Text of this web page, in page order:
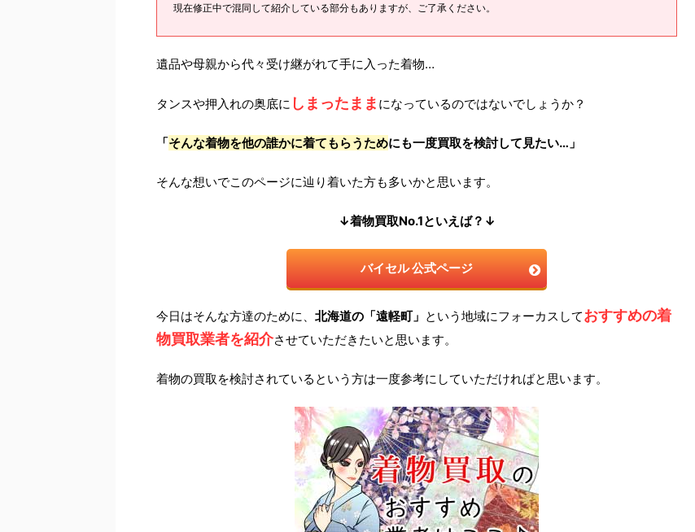
現在修正中で混同して紹介している部分もありますが、ご了承ください。
遺品や母親から代々受け継がれて手に入った着物…
タンスや押入れの奥底に しまったまま になっているのではないでしょうか？
「そんな着物を他の誰かに着てもらうためにも一度買取を検討して見たい…」
そんな想いでこのページに辿り着いた方も多いかと思います。
↓着物買取No.1といえば？↓
バイセル 公式ページ
今日はそんな方達のために、 北海道の「遠軽町」 という地域にフォーカスしておすすめの着
物買取業者を紹介させていただきたいと思います。
着物の買取を検討されているという方は一度参考にしていただければと思います。